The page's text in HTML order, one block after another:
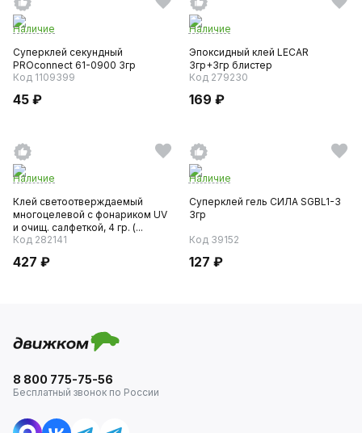
Наличие
Суперклей секундный
PROconnect 61-0900 3гр
Код 1109399
45 ₽
Наличие
Эпоксидный клей LECAR
3гр+3гр блистер
Код 279230
169 ₽
Наличие
Клей светоотверждаемый
многоцелевой c фонариком UV
и очищ. салфеткой, 4 гр. (...
Код 282141
427 ₽
Наличие
Суперклей гель СИЛА SGBL1-3
3гр
Код 39152
127 ₽
8 800 775-75-56
Бесплатный звонок по России